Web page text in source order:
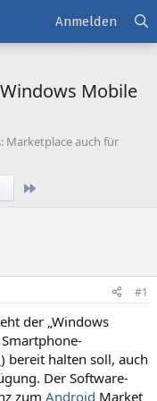
Anmelden
Mobile
Marketplace auch für
#1
der „Windows
) bereit halten soll, auch
Der Software-
zum Android Market